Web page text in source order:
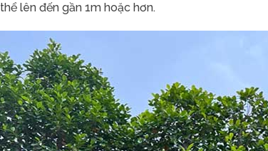
lên đến gần 1m hoặc hơn.